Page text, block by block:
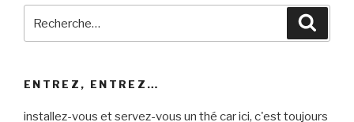
pour
ENTREZ, ENTREZ…
installez-vous et servez-vous un thé car ici, c'est toujours